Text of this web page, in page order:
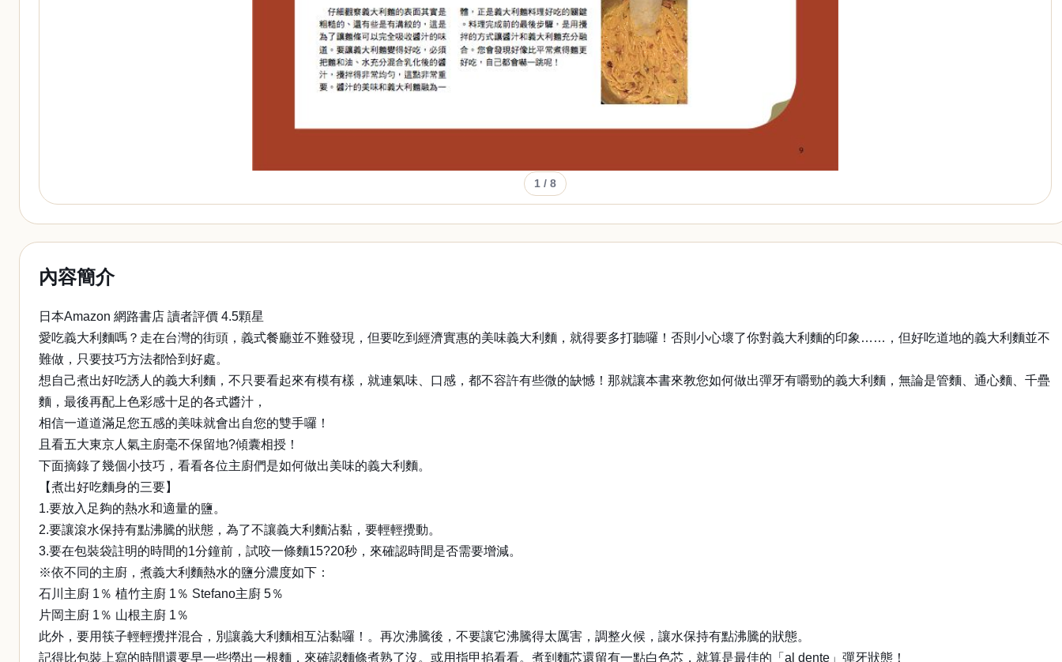
1 / 8
內容簡介
日本Amazon 網路書店 讀者評價 4.5顆星
愛吃義大利麵嗎？走在台灣的街頭，義式餐廳並不難發現，但要吃到經濟實惠的美味義大利麵，就得要多打聽囉！否則小心壞了你對義大利麵的印象……，但好吃道地的義大利麵並不
難做，只要技巧方法都恰到好處。
想自己煮出好吃誘人的義大利麵，不只要看起來有模有樣，就連氣味、口感，都不容許有些微的缺憾！那就讓本書來教您如何做出彈牙有嚼勁的義大利麵，無論是管麵、通心麵、千疊
麵，最後再配上色彩感十足的各式醬汁，
相信一道道滿足您五感的美味就會出自您的雙手囉！
且看五大東京人氣主廚毫不保留地?傾囊相授！
下面摘錄了幾個小技巧，看看各位主廚們是如何做出美味的義大利麵。
【煮出好吃麵身的三要】
1.要放入足夠的熱水和適量的鹽。
2.要讓滾水保持有點沸騰的狀態，為了不讓義大利麵沾黏，要輕輕攪動。
3.要在包裝袋註明的時間的1分鐘前，試咬一條麵15?20秒，來確認時間是否需要增減。
※依不同的主廚，煮義大利麵熱水的鹽分濃度如下：
石川主廚 1％ 植竹主廚 1％ Stefano主廚 5％
片岡主廚 1％ 山根主廚 1％
此外，要用筷子輕輕攪拌混合，別讓義大利麵相互沾黏囉！。再次沸騰後，不要讓它沸騰得太厲害，調整火候，讓水保持有點沸騰的狀態。
記得比包裝上寫的時間還要早一些撈出一根麵，來確認麵條煮熟了沒。或用指甲掐看看。煮到麵芯還留有一點白色芯，就算是最佳的「al dente」彈牙狀態！